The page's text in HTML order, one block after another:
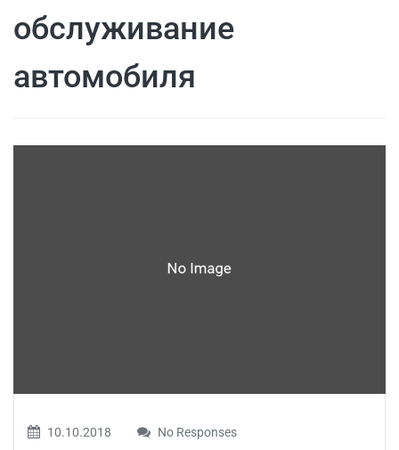
обслуживание
автомобиля
10.10.2018 No Responses